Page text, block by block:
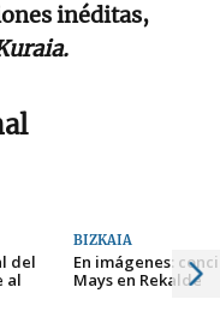
inéditas,
del
al
BIZKAIA
En imágenes:
Mays en Rekalde